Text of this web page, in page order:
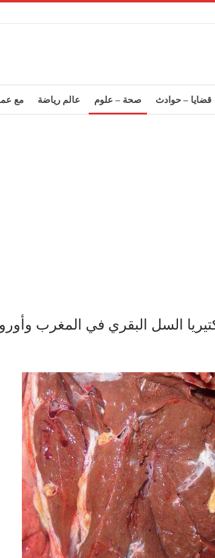
قضايا – حوادث صحة – علوم عالم رياضة مع
السل البقري في المغرب